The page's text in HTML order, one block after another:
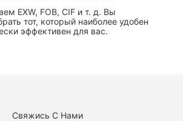
EXW, FOB, CIF и т. д. Вы
тот, который наиболее удобен
эффективен для вас.
Свяжись С Нами